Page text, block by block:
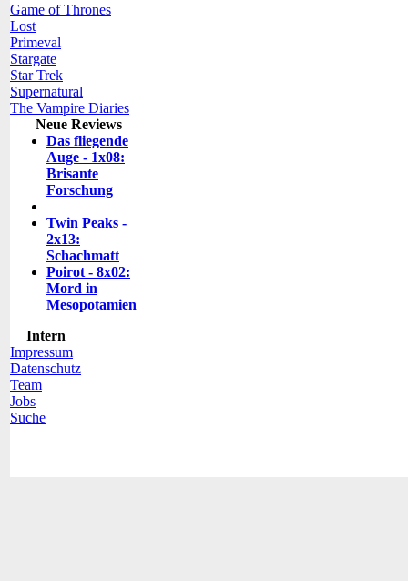
Game of Thrones
Lost
Primeval
Stargate
Star Trek
Supernatural
The Vampire Diaries
Neue Reviews
Das fliegende
Auge - 1x08:
Brisante
Forschung
Twin Peaks -
2x13:
Schachmatt
Poirot - 8x02:
Mord in
Mesopotamien
Intern
Impressum
Datenschutz
Team
Jobs
Suche